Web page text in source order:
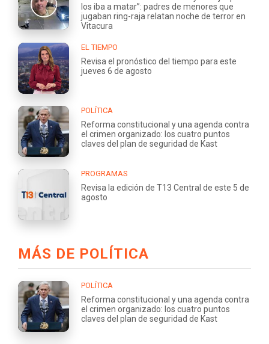
los iba a matar”: padres de menores que
jugaban ring-raja relatan noche de terror en
Vitacura
EL TIEMPO
Revisa el pronóstico del tiempo para este
jueves 6 de agosto
POLÍTICA
Reforma constitucional y una agenda contra
el crimen organizado: los cuatro puntos
claves del plan de seguridad de Kast
PROGRAMAS
Revisa la edición de T13 Central de este 5 de
agosto
MÁS DE POLÍTICA
POLÍTICA
Reforma constitucional y una agenda contra
el crimen organizado: los cuatro puntos
claves del plan de seguridad de Kast